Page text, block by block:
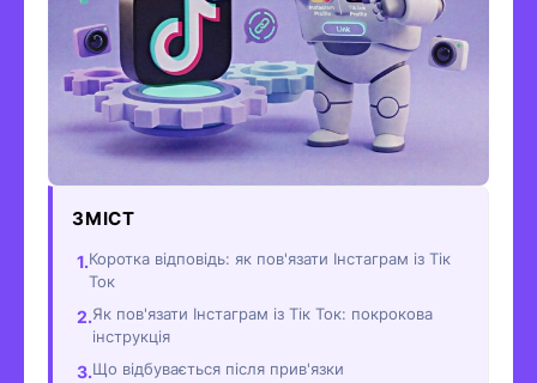
ЗМІСТ
Коротка відповідь: як пов'язати Інстаграм із Тік
Ток
Як пов'язати Інстаграм із Тік Ток: покрокова
інструкція
Що відбувається після прив'язки